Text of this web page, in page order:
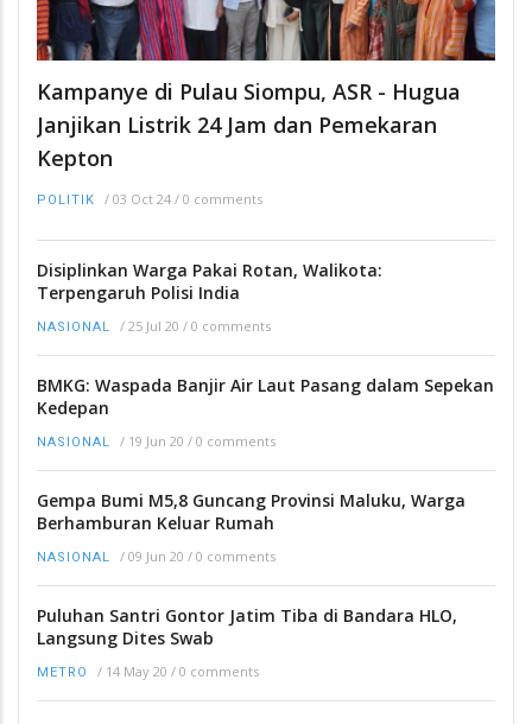
Kampanye di Pulau Siompu, ASR - Hugua
Janjikan Listrik 24 Jam dan Pemekaran
Kepton
POLITIK / 03 Oct 24 / 0 comments
Disiplinkan Warga Pakai Rotan, Walikota:
Terpengaruh Polisi India
NASIONAL / 25 Jul 20 / 0 comments
BMKG: Waspada Banjir Air Laut Pasang dalam Sepekan
Kedepan
NASIONAL / 19 Jun 20 / 0 comments
Gempa Bumi M5,8 Guncang Provinsi Maluku, Warga
Berhamburan Keluar Rumah
NASIONAL / 09 Jun 20 / 0 comments
Puluhan Santri Gontor Jatim Tiba di Bandara HLO,
Langsung Dites Swab
METRO / 14 May 20 / 0 comments